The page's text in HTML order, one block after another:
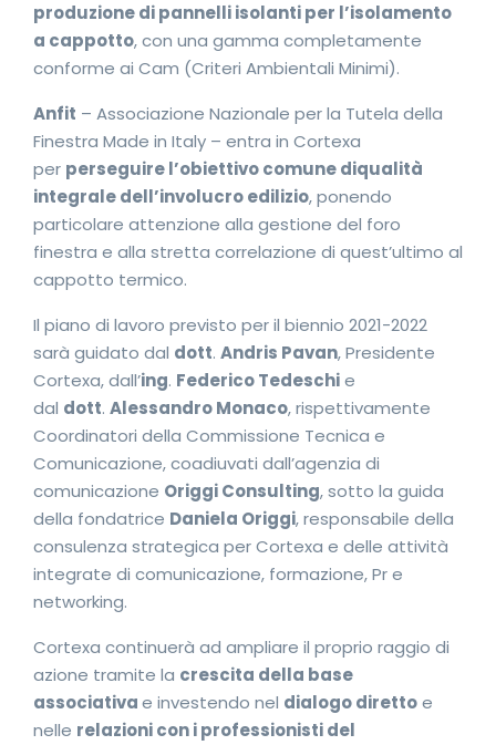
produzione di pannelli isolanti per l’isolamento
a cappotto, con una gamma completamente
conforme ai Cam (Criteri Ambientali Minimi).
Anfit – Associazione Nazionale per la Tutela della
Finestra Made in Italy – entra in Cortexa
per perseguire l’obiettivo comune diqualità
integrale dell’involucro edilizio, ponendo
particolare attenzione alla gestione del foro
finestra e alla stretta correlazione di quest’ultimo al
cappotto termico.
Il piano di lavoro previsto per il biennio 2021-2022
sarà guidato dal dott. Andris Pavan, Presidente
Cortexa, dall’ing. Federico Tedeschie
dal dott. Alessandro Monaco, rispettivamente
Coordinatori della Commissione Tecnica e
Comunicazione, coadiuvati dall’agenzia di
comunicazione Origgi Consulting, sotto la guida
della fondatrice Daniela Origgi, responsabile della
consulenza strategica per Cortexa e delle attività
integrate di comunicazione, formazione, Pr e
networking.
Cortexa continuerà ad ampliare il proprio raggio di
azione tramite la crescita della base
associativae investendo nel dialogo direttoe
nelle relazioni con i professionisti del